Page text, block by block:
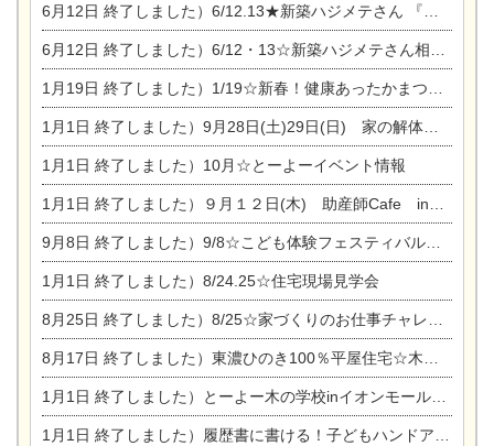
6月12日 終了しました）6/12.13★新築ハジメテさん 『木の家 現場体感見学会』
6月12日 終了しました）6/12・13☆新築ハジメテさん相談会『今ある土地に家を建てる際の注意点』
1月19日 終了しました）1/19☆新春！健康あったかまつり＆増改築リフォームまつり
1月1日 終了しました）9月28日(土)29日(日) 家の解体なんでも相談会
1月1日 終了しました）10月☆とーよーイベント情報
1月1日 終了しました）９月１２日(木) 助産師Cafe in東陽住建
9月8日 終了しました）9/8☆こども体験フェスティバル☆一宮市民会館
1月1日 終了しました）8/24.25☆住宅現場見学会
8月25日 終了しました）8/25☆家づくりのお仕事チャレンジ
8月17日 終了しました）東濃ひのき100％平屋住宅☆木の家完成見学会
1月1日 終了しました）とーよー木の学校inイオンモール木曽川
1月1日 終了しました）履歴書に書ける！子どもハンドアロマ講座☆